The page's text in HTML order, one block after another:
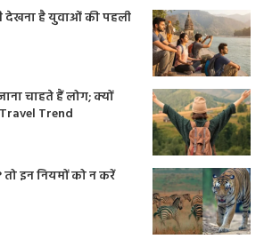
देखना है युवाओं की पहली
चाहते हैं लोग; क्यों
Travel Trend
इन नियमों को न करें